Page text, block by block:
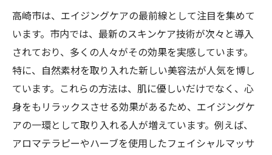
高崎市は、エイジングケアの最前線として注目を集めて
います。市内では、最新のスキンケア技術が次々と導入
されており、多くの人々がその効果を実感しています。
特に、自然素材を取り入れた新しい美容法が人気を博し
ています。これらの方法は、肌に優しいだけでなく、心
身をもリラックスさせる効果があるため、エイジングケ
アの一環として取り入れる人が増えています。例えば、
アロマテラピーやハーブを使用したフェイシャルマッサ